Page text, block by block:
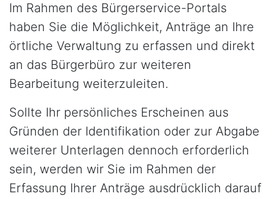
Im Rahmen des Bürgerservice-Portals
haben Sie die Möglichkeit, Anträge an Ihre
örtliche Verwaltung zu erfassen und direkt
an das Bürgerbüro zur weiteren
Bearbeitung weiterzuleiten.
Sollte Ihr persönliches Erscheinen aus
Gründen der Identifikation oder zur Abgabe
weiterer Unterlagen dennoch erforderlich
sein, werden wir Sie im Rahmen der
Erfassung Ihrer Anträge ausdrücklich darauf